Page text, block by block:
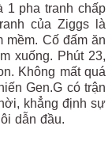
1 pha tranh chấp
của Ziggs là
mềm. Cố đấm ăn
xuống. Phút 23,
Không mất quá
Gen.G có trận
khẳng định sự
dẫn đầu.